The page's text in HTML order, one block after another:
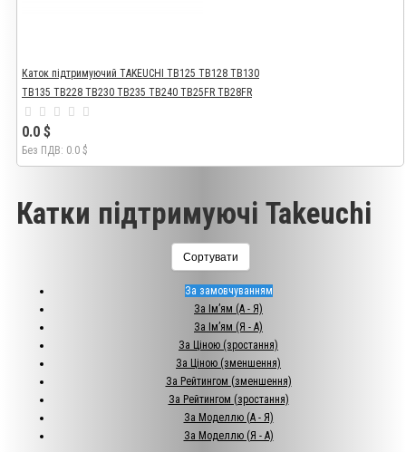
Каток підтримуючий TAKEUCHI TB125 TB128 TB130
TB135 TB228 TB230 TB235 TB240 TB25FR TB28FR
0.0 $
Без ПДВ: 0.0 $
Катки підтримуючі Takeuchi
Сортувати
За замовчуванням
За Ім’ям (A - Я)
За Ім’ям (Я - A)
За Ціною (зростання)
За Ціною (зменшення)
За Рейтингом (зменшення)
За Рейтингом (зростання)
За Моделлю (A - Я)
За Моделлю (Я - A)